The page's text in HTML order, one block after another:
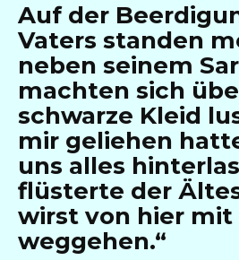
Auf der
Vaters standen
neben seinem
machten sich
schwarze Kleid
mir geliehen
uns alles
flüsterte der
wirst von hier mit
weggehen.“